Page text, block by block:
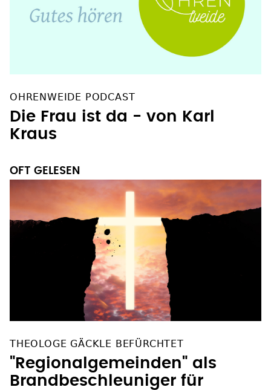
OHRENWEIDE PODCAST
Die Frau ist da - von Karl
Kraus
OFT GELESEN
THEOLOGE GÄCKLE BEFÜRCHTET
"Regionalgemeinden" als
Brandbeschleuniger für